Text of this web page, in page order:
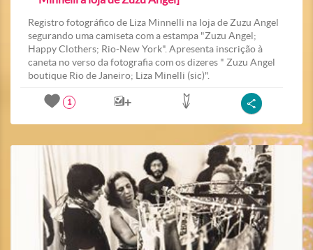
Registro fotográfico de Liza Minnelli na loja de Zuzu Angel
segurando uma camiseta com a estampa "Zuzu Angel;
Happy Clothers; Rio-New York". Apresenta inscrição à
caneta no verso da fotografia com os dizeres " Zuzu Angel
boutique Rio de Janeiro; Liza Minelli (sic)".
1